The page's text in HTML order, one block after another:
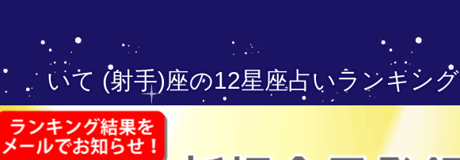
いて (射手)座の12星座占いランキング